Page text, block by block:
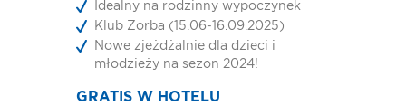
Idealny na rodzinny wypoczynek
Klub Zorba (15.06-16.09.2025)
Nowe zjeżdżalnie dla dzieci i
młodzieży na sezon 2024!
GRATIS W HOTELU